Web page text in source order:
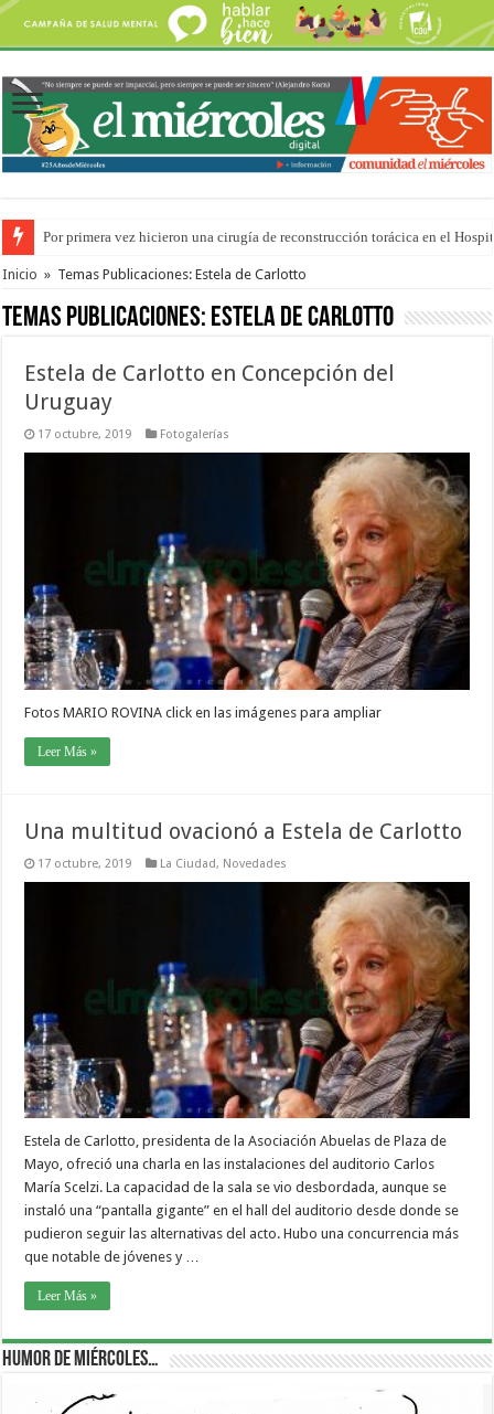
Por primera vez hicieron una cirugía de reconstrucción torácica en el
Inicio » Temas Publicaciones: Estela de Carlotto
Temas Publicaciones: Estela de Carlotto
Estela de Carlotto en Concepción del
Uruguay
17 octubre, 2019 Fotogalerías
Fotos MARIO ROVINA click en las imágenes para ampliar
Leer Más »
Una multitud ovacionó a Estela de Carlotto
17 octubre, 2019 La Ciudad, Novedades
Estela de Carlotto, presidenta de la Asociación Abuelas de Plaza de
Mayo, ofreció una charla en las instalaciones del auditorio Carlos
María Scelzi. La capacidad de la sala se vio desbordada, aunque se
instaló una “pantalla gigante” en el hall del auditorio desde donde se
pudieron seguir las alternativas del acto. Hubo una concurrencia más
que notable de jóvenes y …
Leer Más »
Humor de Miércoles…